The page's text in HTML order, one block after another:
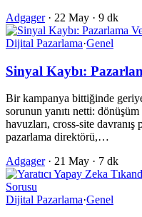
Adgager · 22 May · 9 dk
Dijital Pazarlama·Genel
Sinyal Kaybı:
Bir kampanya bittiğinde
sorunun yanıtı netti:
havuzları, cross-site
pazarlama direktörü,…
Adgager · 21 May · 7 dk
Dijital Pazarlama·Genel